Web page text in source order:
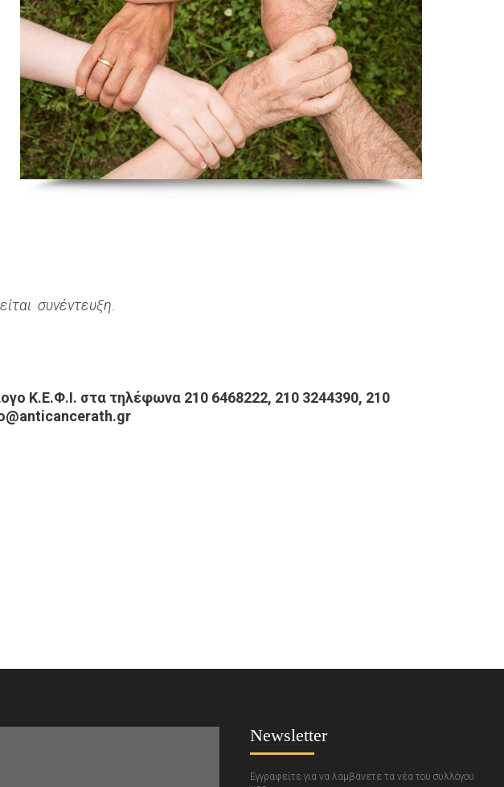
συνέντευξη.
Κ.Ε.Φ.Ι. στα τηλέφωνα 210 6468222, 210 3244390, 210
Newsletter
Εγγραφείτε για να λαμβάνετε τα νέα του συλλόγου